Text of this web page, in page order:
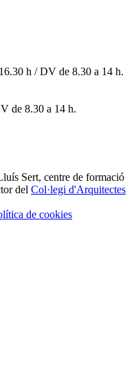
h / DV de 8.30 a 14 h.
de 8.30 a 14 h.
Sert, centre de formació
del Col·legi d'Arquitectes
de cookies